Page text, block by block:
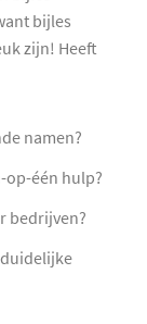
bijles
zijn! Heeft
namen?
op-één hulp?
bedrijven?